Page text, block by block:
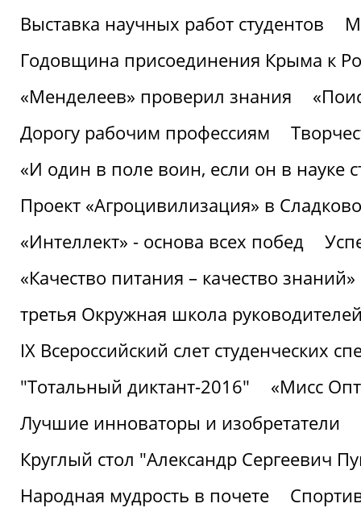
Выставка научных работ студентов
Годовщина присоединения Крыма к
«Менделеев» проверил знания
Дорогу рабочим профессиям
«И один в поле воин, если он в науке
Проект «Агроцивилизация» в Сладково
«Интеллект» - основа всех побед
«Качество питания – качество знаний»
третья Окружная школа
IХ Всероссийский слет студенческих
"Тотальный диктант-2016"
«Мисс
Лучшие инноваторы и изобретатели
Круглый стол "Александр Сергеевич
Народная мудрость в почете